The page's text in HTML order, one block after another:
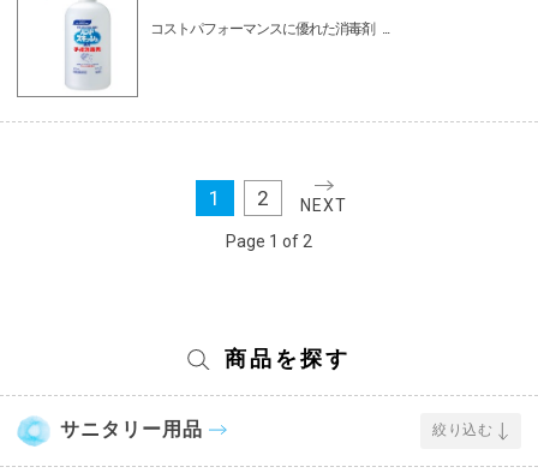
コストパフォーマンスに優れた消毒剤 ...
Page 1 of 2
1 2 NEXT
商品を探す
サニタリー用品 絞り込む